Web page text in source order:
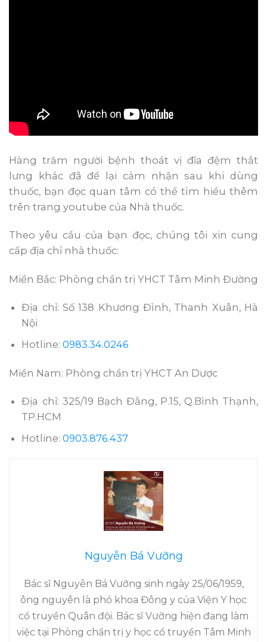
Hàng trăm người bệnh thoát vị đĩa đệm thắt
lưng khác đã để lại cảm nhận sau khi dùng
thuốc, bạn đọc quan tâm có thể tìm hiểu thêm
trên trang youtube của Nhà thuốc.
Theo yêu cầu của bạn đọc, chúng tôi xin cung
cấp địa chỉ nhà thuốc:
Miền Bắc: Phòng chẩn trị YHCT Tâm Minh Đường
Địa chỉ: Số 138 Khương Đình, Thanh Xuân, Hà
Nội
Hotline:0983.34.0246
Miền Nam: Phòng chẩn trị YHCT An Dược
Địa chỉ: 325/19 Bạch Đằng, P.15, Q.Bình Thạnh,
TP.HCM
Hotline:0903.876.437
Nguyễn Bá Vưỡng
Bác sĩ Nguyễn Bá Vưỡng sinh ngày 25/06/1959,
ông nguyên là phó khoa Đông y của Viện Y học
cổ truyền Quân đội. Bác sĩ Vưỡng hiện đang làm
việc tại Phòng chẩn trị y học cổ truyền Tâm Minh